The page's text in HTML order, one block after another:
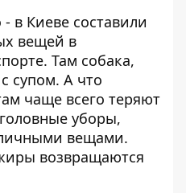
в Киеве составили
вещей в
. Там собака,
супом. А что
чаще всего теряют
уборы,
вещами.
возвращаются